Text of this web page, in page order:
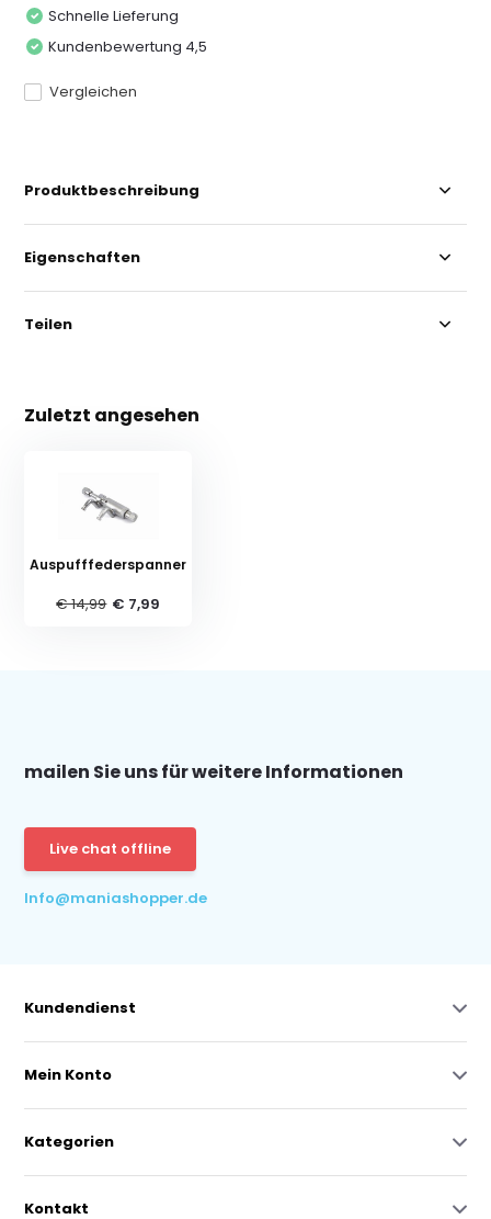
Schnelle Lieferung
Kundenbewertung 4,5
Vergleichen
Produktbeschreibung
Eigenschaften
Teilen
Zuletzt angesehen
Auspufffederspanner
€ 14,99 € 7,99
mailen Sie uns für weitere Informationen
Live chat offline
Info@maniashopper.de
Kundendienst
Mein Konto
Kategorien
Kontakt